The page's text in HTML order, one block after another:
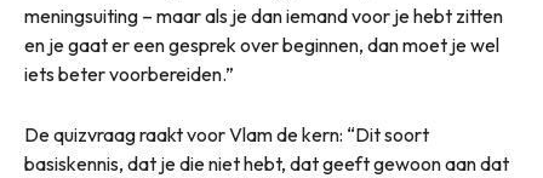
meningsuiting – maar als je dan iemand voor je hebt zitten
en je gaat er een gesprek over beginnen, dan moet je wel
iets beter voorbereiden.”
De quizvraag raakt voor Vlam de kern: “Dit soort
basiskennis, dat je die niet hebt, dat geeft gewoon aan dat